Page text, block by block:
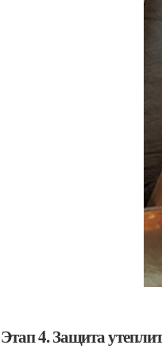
Этап 4. Защита